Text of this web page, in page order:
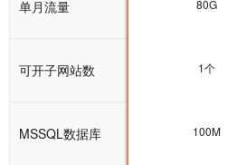
单月流量 80G
可开子网站数 1个
MSSQL数据库 100M
80G
1个
100M